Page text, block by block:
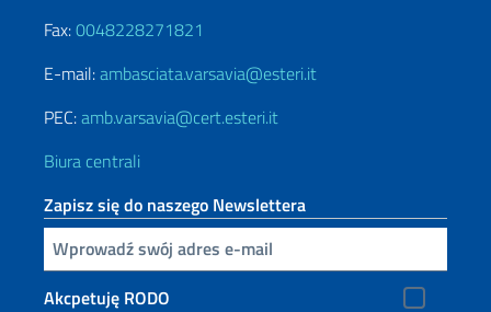
Fax:0048228271821
E-mail:ambasciata.varsavia@esteri.it
PEC:amb.varsavia@cert.esteri.it
Biura centrali
Zapisz się do naszego Newslettera
Inserisci la tua email
Akcpetuję RODO